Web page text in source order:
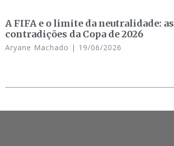
A FIFA e o limite da neutralidade: as
contradições da Copa de 2026
Aryane Machado 19/06/2026